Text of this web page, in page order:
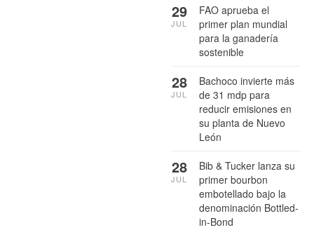
FAO aprueba el
primer plan mundial
para la ganadería
sostenible
29
JUL
Bachoco invierte más
de 31 mdp para
reducir emisiones en
su planta de Nuevo
León
28
JUL
Bib & Tucker lanza su
primer bourbon
embotellado bajo la
denominación Bottled-
in-Bond
28
JUL